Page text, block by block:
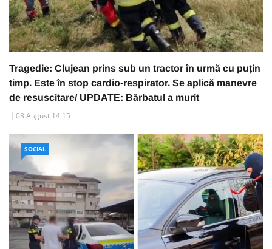
Tragedie: Clujean prins sub un tractor în urmă cu puțin
timp. Este în stop cardio-respirator. Se aplică manevre
de resuscitare/ UPDATE: Bărbatul a murit
08 August 14:15
SOCIAL